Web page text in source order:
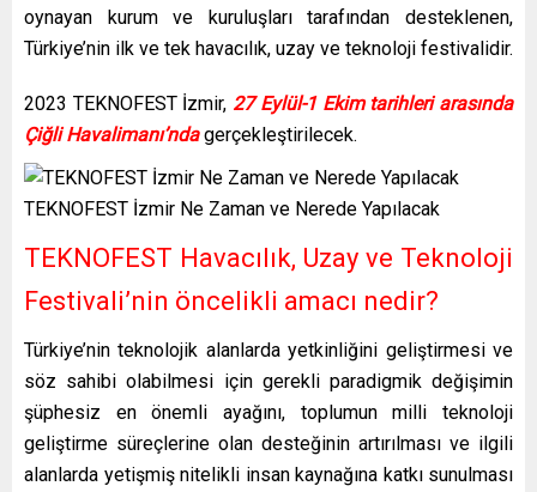
oynayan kurum ve kuruluşları tarafından desteklenen,
Türkiye’nin ilk ve tek havacılık, uzay ve teknoloji festivalidir.
2023 TEKNOFEST İzmir, 27 Eylül-1 Ekim tarihleri arasında
Çiğli Havalimanı’ndagerçekleştirilecek.
TEKNOFEST İzmir Ne Zaman ve Nerede Yapılacak
TEKNOFEST Havacılık, Uzay ve Teknoloji
Festivali’nin öncelikli amacı nedir?
Türkiye’nin teknolojik alanlarda yetkinliğini geliştirmesi ve
söz sahibi olabilmesi için gerekli paradigmik değişimin
şüphesiz en önemli ayağını, toplumun milli teknoloji
geliştirme süreçlerine olan desteğinin artırılması ve ilgili
alanlarda yetişmiş nitelikli insan kaynağına katkı sunulması